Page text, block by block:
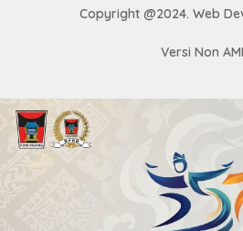
Copyright @2024. Web
Versi Non